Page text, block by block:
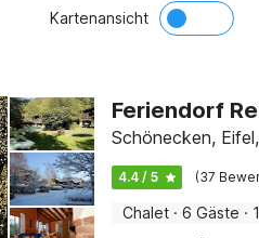
Kartenansicht
Feriendorf
Schönecken,
4.4 / 5 (37
Chalet · 6 Gäste ·